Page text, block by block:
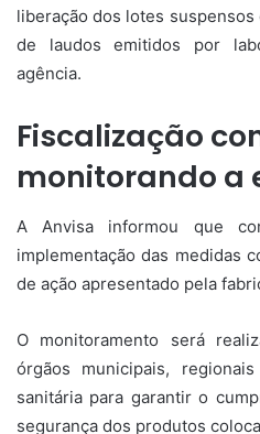
liberação dos lotes
de laudos emitidos por
agência.
Fiscalização
monitorando a
A Anvisa informou que
implementação das medidas
de ação apresentado pela
O monitoramento será
órgãos municipais,
sanitária para garantir o
segurança dos produtos